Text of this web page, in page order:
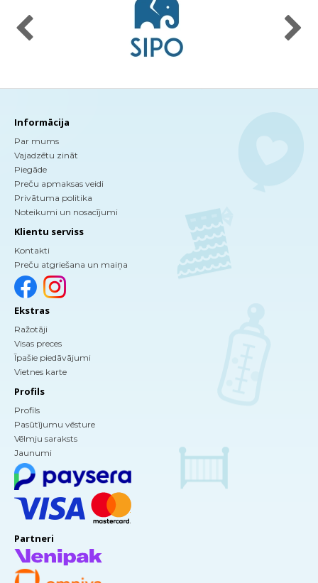
Informācija
Par mums
Vajadzētu zināt
Piegāde
Preču apmaksas veidi
Privātuma politika
Noteikumi un nosacījumi
Klientu serviss
Kontakti
Preču atgriešana un maiņa
Ekstras
Ražotāji
Visas preces
Īpašie piedāvājumi
Vietnes karte
Profils
Profils
Pasūtījumu vēsture
Vēlmju saraksts
Jaunumi
Partneri